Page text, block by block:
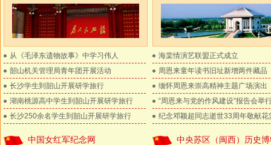
从《毛泽东遗物故事》中学习伟人
韶山机关管理局青年团开展活动
长沙学生到韶山开展研学旅行
湖南桃源高中学生到韶山开展研学旅行
长沙250余名学生到韶山开展研学旅行
海棠情演艺联盟正式成立
周恩来童年读书旧址新增两件藏品
缅怀周恩来崇高精神主题广场演出
“周恩来与党的作风建设”报告会举
纪念邓颖超同志逝世33周年敬献花
中国女红军纪念网 中央苏区（闽西）历史